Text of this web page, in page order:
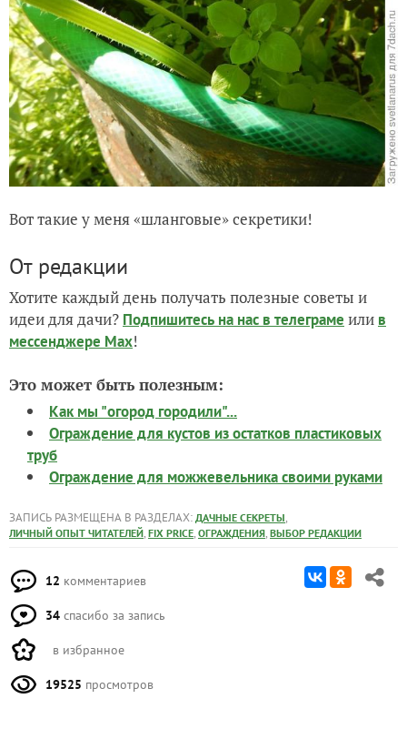
Вот такие у меня «шланговые» секретики!
От редакции
Хотите каждый день получать полезные советы и
идеи для дачи? Подпишитесь на нас в телеграме или в
мессенджере Max!
Это может быть полезным:
Как мы "огород городили"...
Ограждение для кустов из остатков пластиковых
труб
Ограждение для можжевельника своими руками
ЗАПИСЬ РАЗМЕЩЕНА В РАЗДЕЛАХ: ДАЧНЫЕ СЕКРЕТЫ,
ЛИЧНЫЙ ОПЫТ ЧИТАТЕЛЕЙ, FIX PRICE, ОГРАЖДЕНИЯ, ВЫБОР РЕДАКЦИИ
12 комментариев
34 спасибо за запись
в избранное
19525 просмотров